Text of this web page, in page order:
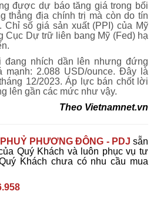
được dự báo tăng giá trong bối
thẳng địa chính trị mà còn do tín
Chỉ số giá sản xuất (PPI) của Mỹ
Cục Dự trữ liên bang Mỹ (Fed) hạ
đang nhích dần lên nhưng đứng
2.088 USD/ounce. Đây là
12/2023. Áp lực bán chốt lời
lên gần các mức như vậy.
Theo Vietnamnet.vn
PHƯƠNG ĐÔNG - PDJ sẵn
Quý Khách và luôn phục vụ tư
Khách chưa có nhu cầu mua